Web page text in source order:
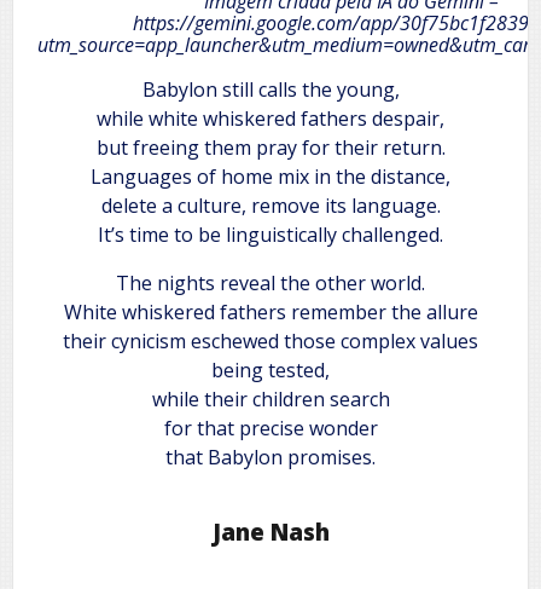
https://gemini.google.com/app/
Babylon still calls the young,
while white whiskered fathers despair,
but freeing them pray for their return.
Languages of home mix in the distance,
delete a culture, remove its language.
It’s time to be linguistically challenged.
The nights reveal the other world.
White whiskered fathers remember the allure
their cynicism eschewed those complex values
being tested,
while their children search
for that precise wonder
that Babylon promises.
Jane Nash